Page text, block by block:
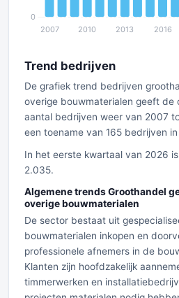
Trend bedrijven
De grafiek trend bedrijven
overige bouwmaterialen geeft de
aantal bedrijven weer van 2007
een toename van 165 bedrijven in
In het eerste kwartaal van 2026
2.035.
Algemene trends Groothandel
overige bouwmaterialen
De sector bestaat uit
bouwmaterialen inkopen en
professionele afnemers in de
Klanten zijn hoofdzakelijk
timmerwerken en